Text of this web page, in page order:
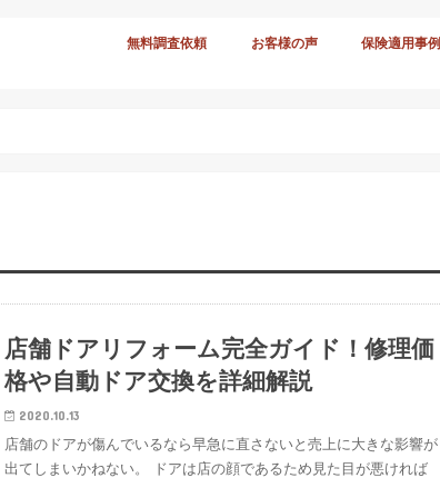
無料調査依頼 お客様の声 保険適用事例
店舗ドアリフォーム完全ガイド！修理価
格や自動ドア交換を詳細解説
2020.10.13
店舗のドアが傷んでいるなら早急に直さないと売上に大きな影響が
出てしまいかねない。 ドアは店の顔であるため見た目が悪ければ